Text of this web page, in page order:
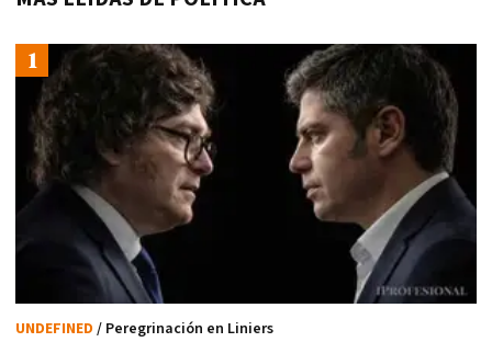
UNDEFINED / Peregrinación en Liniers